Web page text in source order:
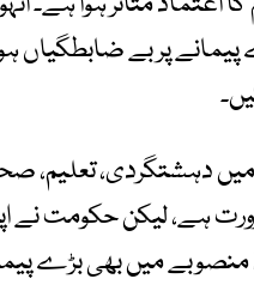
پر بے ضابطگیاں
دہشتگردی، تعلیم،
ہے، لیکن حکومت نے
منصوبے میں بھی بڑے